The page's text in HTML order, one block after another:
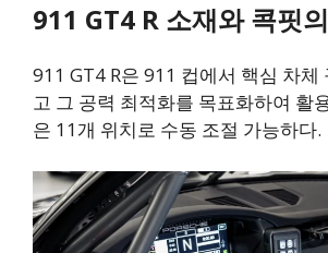
911 GT4 R 소재와 콕핏
911 GT4 R은 911 컵에서 핵심 차체
고 그 공력 최적화를 목표화하여 활
은 11개 위치로 수동 조절 가능하다.